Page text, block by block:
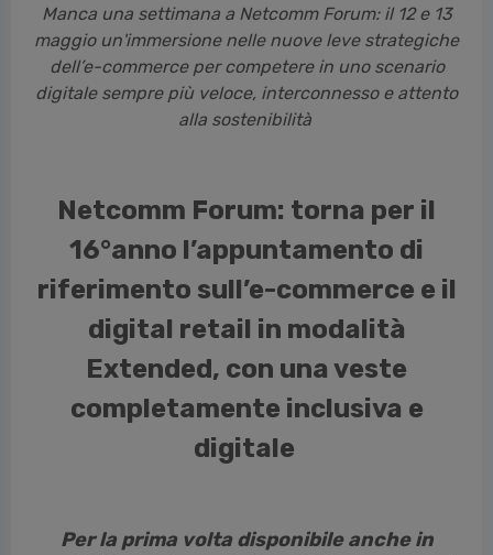
Manca una settimana a Netcomm Forum: il 12 e 13
maggio un'immersione nelle nuove leve strategiche
dell’e-commerce per competere in uno scenario
digitale sempre più veloce, interconnesso e attento
alla sostenibilità
Netcomm Forum: torna per il
16°anno l’appuntamento di
riferimento sull’e-commerce e il
digital retail in modalità
Extended, con una veste
completamente inclusiva e
digitale
Per la prima volta disponibile anche in